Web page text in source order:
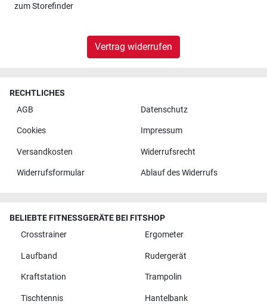
zumStorefinder
Vertrag widerrufen
RECHTLICHES
AGB
Datenschutz
Cookies Impressum
Versandkosten Widerrufsrecht
Widerrufsformular Ablauf des Widerrufs
BELIEBTE FITNESSGERÄTE BEI FITSHOP
Crosstrainer
Ergometer
Laufband Rudergerät
Kraftstation Trampolin
Tischtennis Hantelbank